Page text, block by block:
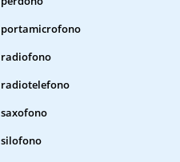
portamicrofono
radiofono
radiotelefono
saxofono
silofono